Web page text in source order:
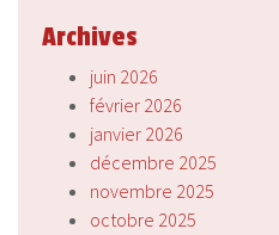
Archives
juin 2026
février 2026
janvier 2026
décembre 2025
novembre 2025
octobre 2025